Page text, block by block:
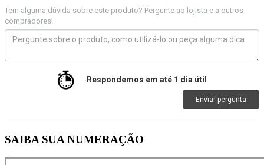
Tem alguma dúvida sobre este produto? Pergunte ao lojista e a outros
compradores!
Respondemos em até 1 dia útil
Enviar pergunta
SAIBA SUA NUMERAÇÃO